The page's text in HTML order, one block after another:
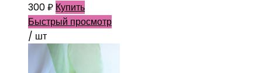
300₽ Купить
Быстрый просмотр
/ шт